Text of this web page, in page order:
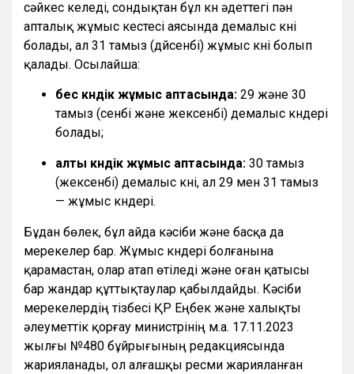
сәйкес келеді, сондықтан бұл күн әдеттегі пән
апталық жұмыс кестесі аясында демалыс күні
болады, ал 31 тамыз (дүйсенбі) жұмыс күні болып
қалады. Осылайша:
бес күндік жұмыс аптасында: 29 және 30
тамыз (сенбі және жексенбі) демалыс күндері
болады;
алты күндік жұмыс аптасында: 30 тамыз
(жексенбі) демалыс күні, ал 29 мен 31 тамыз
— жұмыс күндері.
Бұдан бөлек, бұл айда кәсіби және басқа да
мерекелер бар. Жұмыс күндері болғанына
қарамастан, олар атап өтіледі және оған қатысы
бар жандар құттықтаулар қабылдайды. Кәсіби
мерекелердің тізбесі ҚР Еңбек және халықты
әлеуметтік қорғау министрінің м.а. 17.11.2023
жылғы №480 бұйрығының редакциясында
жарияланады, ол алғашқы ресми жарияланған